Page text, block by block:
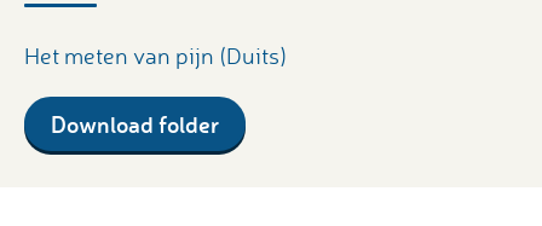
Het meten van pijn (Duits)
Download folder